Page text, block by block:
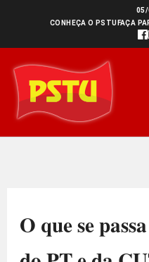
conteúdo
05/
CONHEÇA O PSTU FAÇA
O que se